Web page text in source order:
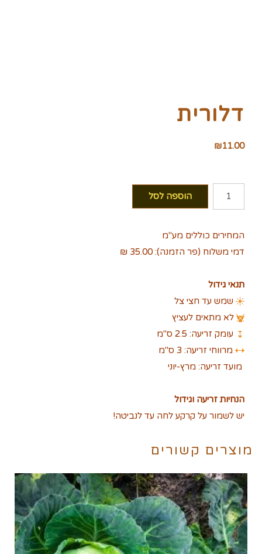
דלורית
₪11.00
כמות
של
הוספה לסל
המחירים כוללים מע"מ
דמי משלוח (פר הזמנה): 35.00 ₪
תנאי גידול
שמש עד חצי צל
לא מתאים לעציץ
עומק זריעה: 2.5 ס"מ
מרווחי זריעה: 3 ס"מ
מועד זריעה: מרץ-יוני
הנחיות זריעה וגידול
יש לשמור על קרקע לחה עד לנביטה!
מוצרים קשורים